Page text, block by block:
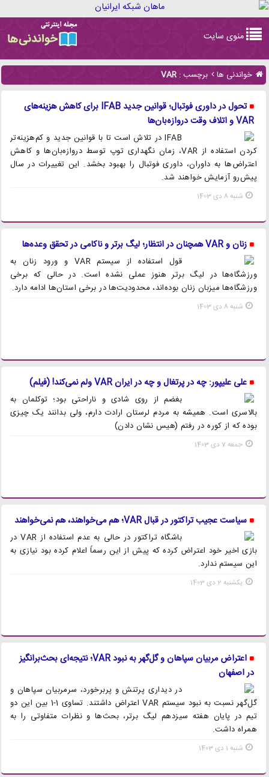
navigation
منوی سایت
خواندنی ها برچسب : VAR
تحول در داوری فوتبال؛ قوانین جدید IFAB برای کاهش هزینه‌های
VAR و اتلاف وقت دروازه‌بان‌ها
IFAB در تلاش است تا با قوانین جدید و کم‌هزینه‌تر
کردن استفاده از VAR، زمان نگهداری توپ توسط دروازه‌بان‌ها و کاهش
اعتراض‌ها به داوران، داوری فوتبال را بهبود بخشد. این تغییرات در سال
پیش‌رو آزمایش خواهند شد.
شنبه 8 دی 1403
زنان و VAR همچنان در انتظار؛ لیگ برتر و ناکامی در تحقق وعده‌ها
قول استفاده از سیستم VAR و ورود زنان به
ورزشگاه‌ها در لیگ برتر هنوز عملی نشده است. در حالی که برخی
ورزشگاه‌ها میزبان زنان بوده‌اند، محدودیت‌ها در برخی استان‌ها ادامه دارد.
شنبه 8 دی 1403
علی علیپور: چه در پرتغال و چه در ایران VAR ولم نمی‌کند! (فیلم)
بغضم از روی شادی و ناراحتی بود؛ توکلمان به
بالاسری است. همیشه به مردم لرستان ارادت دارم، ولی بدانند یک چیزی
بوده که از کوره در رفتم (هیس نشان دادن)
جمعه 7 دی 1403
سیاست عجیب تراکتور در قبال VAR؛ هم می‌خواهند، هم نمی‌خواهند
باشگاه تراکتور در حالی به عدم استفاده از VAR در
بازی اخیر خود اعتراض کرده که پیش از این رسماً اعلام کرده بود نیازی به
این سیستم ندارد.
یکشنبه 2 دی 1403
اعتراض مربیان سپاهان و گل‌گهر به نبود VAR؛ نتیجه‌ای بحث‌برانگیز
در اصفهان
در دیداری پرتنش و پربرخورد، سرمربیان سپاهان و
گل‌گهر نسبت به نبود سیستم VAR اعتراض داشتند. تساوی 1-1 بین این دو
تیم در پایان هفته سیزدهم لیگ برتر، بحث‌ها و نظرات متفاوتی را به
همراه داشت.
شنبه 1 دی 1403